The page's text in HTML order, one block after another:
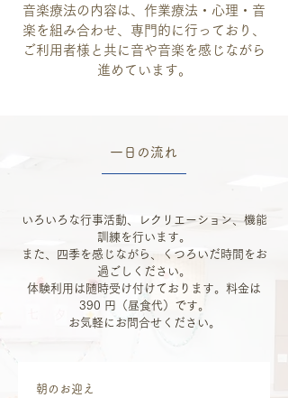
音楽療法の内容は、作業療法・心理・音
楽を組み合わせ、専門的に行っており、
ご利用者様と共に音や音楽を感じながら
進めています。
一日の流れ
いろいろな行事活動、レクリエーション、機能
訓練を行います。
また、四季を感じながら、くつろいだ時間をお
過ごしください。
体験利用は随時受け付けております。料金は
390 円（昼食代）です。
お気軽にお問合せください。
朝のお迎え